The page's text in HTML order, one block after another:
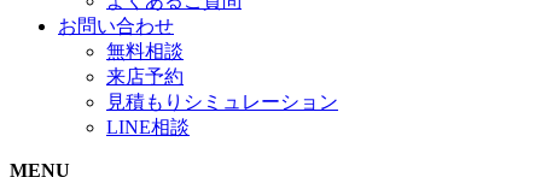
お問い合わせ
無料相談
来店予約
見積もりシミュレーション
LINE相談
MENU